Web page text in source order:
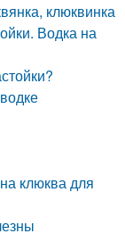
клюквинка
Водка на
клюква для